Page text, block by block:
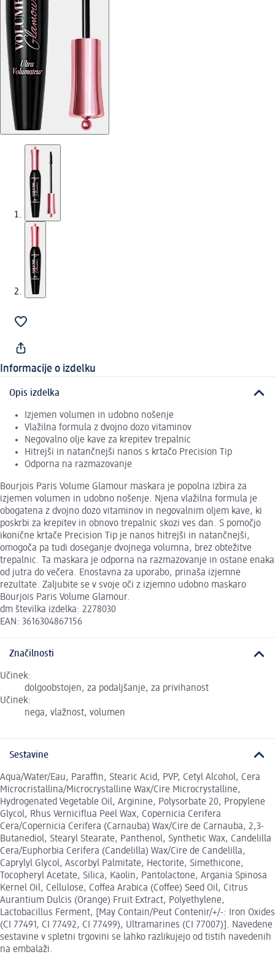
Informacije o izdelku
Opis izdelka
Izjemen volumen in udobno nošenje
Vlažilna formula z dvojno dozo vitaminov
Negovalno olje kave za krepitev trepalnic
Hitrejši in natančnejši nanos s krtačo Precision Tip
Odporna na razmazovanje
Bourjois Paris Volume Glamour maskara je popolna izbira za
izjemen volumen in udobno nošenje. Njena vlažilna formula je
obogatena z dvojno dozo vitaminov in negovalnim oljem kave, ki
poskrbi za krepitev in obnovo trepalnic skozi ves dan. S pomočjo
ikonične krtače Precision Tip je nanos hitrejši in natančnejši,
omogoča pa tudi doseganje dvojnega volumna, brez obtežitve
trepalnic. Ta maskara je odporna na razmazovanje in ostane enaka
od jutra do večera. Enostavna za uporabo, prinaša izjemne
rezultate. Zaljubite se v svoje oči z izjemno udobno maskaro
Bourjois Paris Volume Glamour.
dm številka izdelka: 2278030
EAN: 3616304867156
Značilnosti
Učinek:
dolgoobstojen, za podaljšanje, za privihanost
Učinek:
nega, vlažnost, volumen
Sestavine
Aqua/Water/Eau, Paraffin, Stearic Acid, PVP, Cetyl Alcohol, Cera
Microcristallina/Microcrystalline Wax/Cire Microcrystalline,
Hydrogenated Vegetable Oil, Arginine, Polysorbate 20, Propylene
Glycol, Rhus Verniciflua Peel Wax, Copernicia Cerifera
Cera/Copernicia Cerifera (Carnauba) Wax/Cire de Carnauba, 2,3-
Butanediol, Stearyl Stearate, Panthenol, Synthetic Wax, Candelilla
Cera/Euphorbia Cerifera (Candelilla) Wax/Cire de Candelilla,
Caprylyl Glycol, Ascorbyl Palmitate, Hectorite, Simethicone,
Tocopheryl Acetate, Silica, Kaolin, Pantolactone, Argania Spinosa
Kernel Oil, Cellulose, Coffea Arabica (Coffee) Seed Oil, Citrus
Aurantium Dulcis (Orange) Fruit Extract, Polyethylene,
Lactobacillus Ferment, [May Contain/Peut Contenir/+/-: Iron Oxides
(CI 77491, CI 77492, CI 77499), Ultramarines (CI 77007)]. Navedene
sestavine v spletni trgovini se lahko razlikujejo od tistih navedenih
na embalaži.